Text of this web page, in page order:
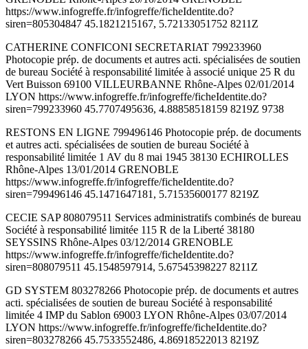
https://www.infogreffe.fr/infogreffe/ficheIdentite.do?
siren=805304847 45.1821215167, 5.72133051752 8211Z
CATHERINE CONFICONI SECRETARIAT 799233960
Photocopie prép. de documents et autres acti. spécialisées de soutien
de bureau Société à responsabilité limitée à associé unique 25 R du
Vert Buisson 69100 VILLEURBANNE Rhône-Alpes 02/01/2014
LYON https://www.infogreffe.fr/infogreffe/ficheIdentite.do?
siren=799233960 45.7707495636, 4.88858518159 8219Z 9738
RESTONS EN LIGNE 799496146 Photocopie prép. de documents
et autres acti. spécialisées de soutien de bureau Société à
responsabilité limitée 1 AV du 8 mai 1945 38130 ECHIROLLES
Rhône-Alpes 13/01/2014 GRENOBLE
https://www.infogreffe.fr/infogreffe/ficheIdentite.do?
siren=799496146 45.1471647181, 5.71535600177 8219Z
CECIE SAP 808079511 Services administratifs combinés de bureau
Société à responsabilité limitée 115 R de la Liberté 38180
SEYSSINS Rhône-Alpes 03/12/2014 GRENOBLE
https://www.infogreffe.fr/infogreffe/ficheIdentite.do?
siren=808079511 45.1548597914, 5.67545398227 8211Z
GD SYSTEM 803278266 Photocopie prép. de documents et autres
acti. spécialisées de soutien de bureau Société à responsabilité
limitée 4 IMP du Sablon 69003 LYON Rhône-Alpes 03/07/2014
LYON https://www.infogreffe.fr/infogreffe/ficheIdentite.do?
siren=803278266 45.7533552486, 4.86918522013 8219Z